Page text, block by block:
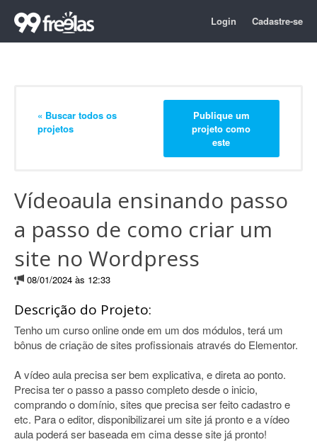
Login Cadastre-se
« Buscar todos os
projetos
Publique um
projeto como
este
Vídeoaula ensinando passo
a passo de como criar um
site no Wordpress
08/01/2024 às 12:33
Descrição do Projeto:
Tenho um curso online onde em um dos módulos, terá um
bônus de criação de sites profissionais através do Elementor.
A vídeo aula precisa ser bem explicativa, e direta ao ponto.
Precisa ter o passo a passo completo desde o inicio,
comprando o domínio, sites que precisa ser feito cadastro e
etc. Para o editor, disponibilizarei um site já pronto e a vídeo
aula poderá ser baseada em cima desse site já pronto!